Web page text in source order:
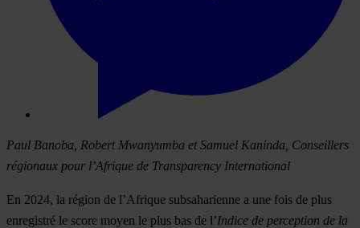
Paul Banoba, Robert Mwanyumba et Samuel Kaninda, Conseillers
régionaux pour l’Afrique de Transparency International
En 2024, la région de l’Afrique subsaharienne a une fois de plus
enregistré le score moyen le plus bas de l’Indice de perception de la